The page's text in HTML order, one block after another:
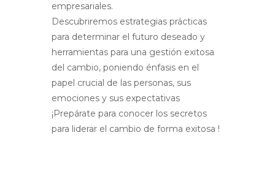
empresariales.
Descubriremos estrategias prácticas
para determinar el futuro deseado y
herramientas para una gestión exitosa
del cambio, poniendo énfasis en el
papel crucial de las personas, sus
emociones y sus expectativas
¡Prepárate para conocer los secretos
para liderar el cambio de forma exitosa !